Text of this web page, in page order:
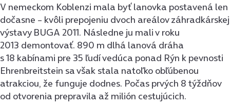
V nemeckom Koblenzi mala byť lanovka postavená len
dočasne – kvôli prepojeniu dvoch areálov záhradkárskej
výstavy BUGA 2011. Následne ju mali v roku
2013 demontovať. 890 m dlhá lanová dráha
s 18 kabínami pre 35 ľudí vedúca ponad Rýn k pevnosti
Ehrenbreitstein sa však stala natoľko obľúbenou
atrakciou, že funguje dodnes. Počas prvých 8 týždňov
od otvorenia prepravila až milión cestujúcich.